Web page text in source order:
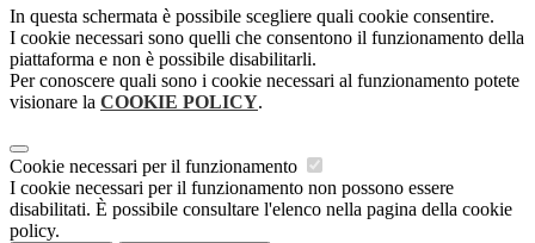
In questa schermata è possibile scegliere quali cookie consentire.
I cookie necessari sono quelli che consentono il funzionamento della
piattaforma e non è possibile disabilitarli.
Per conoscere quali sono i cookie necessari al funzionamento potete
visionare la COOKIE POLICY.
Cookie necessari per il funzionamento
I cookie necessari per il funzionamento non possono essere
disabilitati. È possibile consultare l'elenco nella pagina della cookie
policy.